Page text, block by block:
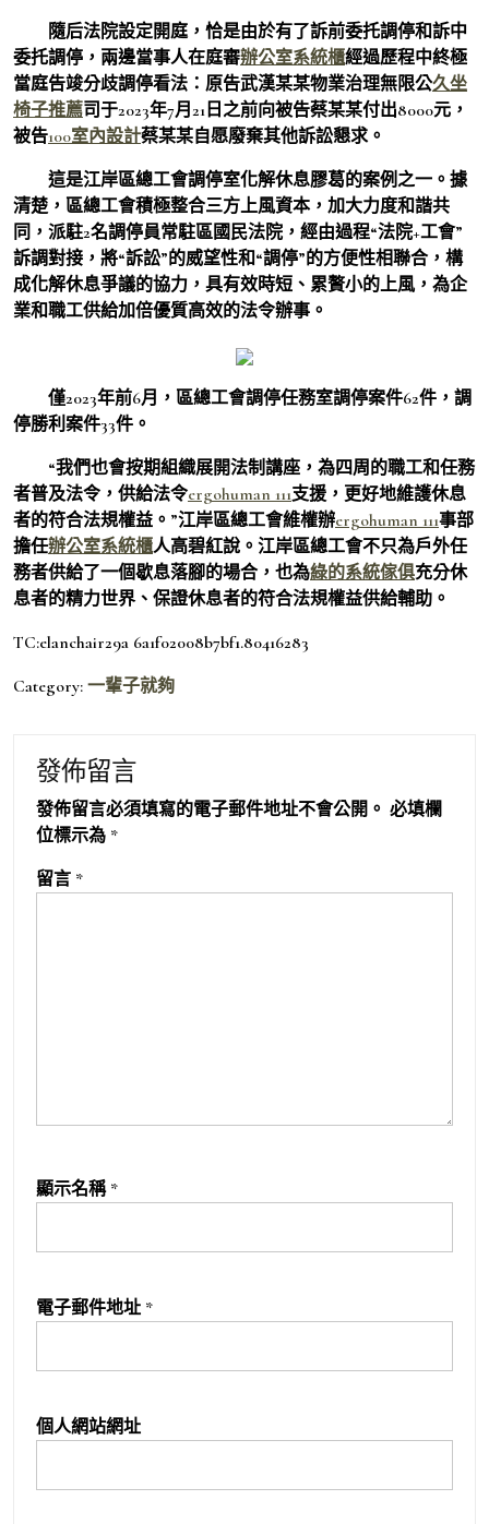
隨后法院設定開庭，恰是由於有了訴前委托調停和訴中
委托調停，兩邊當事人在庭審辦公室系統櫃經過歷程中終極
當庭告竣分歧調停看法：原告武漢某某物業治理無限公久坐
椅子推薦司于2023年7月21日之前向被告蔡某某付出8000元，
被告100室內設計蔡某某自愿廢棄其他訴訟懇求。
這是江岸區總工會調停室化解休息膠葛的案例之一。據
清楚，區總工會積極整合三方上風資本，加大力度和諧共
同，派駐2名調停員常駐區國民法院，經由過程“法院+工會”
訴調對接，將“訴訟”的威望性和“調停”的方便性相聯合，構
成化解休息爭議的協力，具有效時短、累贅小的上風，為企
業和職工供給加倍優質高效的法令辦事。
僅2023年前6月，區總工會調停任務室調停案件62件，調
停勝利案件33件。
“我們也會按期組織展開法制講座，為四周的職工和任務
者普及法令，供給法令ergohuman 111支援，更好地維護休息
者的符合法規權益。”江岸區總工會維權辦ergohuman 111事部
擔任辦公室系統櫃人高碧紅說。江岸區總工會不只為戶外任
務者供給了一個歇息落腳的場合，也為綠的系統傢俱充分休
息者的精力世界、保證休息者的符合法規權益供給輔助。
TC:elanchair29a 6a1f02008b7bf1.80416283
Category: 一輩子就夠
發佈留言
發佈留言必須填寫的電子郵件地址不會公開。 必填欄
位標示為 *
留言 *
顯示名稱 *
電子郵件地址 *
個人網站網址